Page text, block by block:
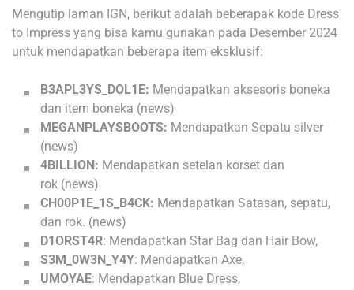
Mengutip laman IGN, berikut adalah beberapak kode Dress
to Impress yang bisa kamu gunakan pada Desember 2024
untuk mendapatkan beberapa item eksklusif:
B3APL3YS_DOL1E: Mendapatkan aksesoris boneka
dan item boneka (news)
MEGANPLAYSBOOTS: Mendapatkan Sepatu silver
(news)
4BILLION: Mendapatkan setelan korset dan
rok (news)
CH00P1E_1S_B4CK: Mendapatkan Satasan, sepatu,
dan rok. (news)
D1ORST4R: Mendapatkan Star Bag dan Hair Bow,
S3M_0W3N_Y4Y: Mendapatkan Axe,
UMOYAE: Mendapatkan Blue Dress,